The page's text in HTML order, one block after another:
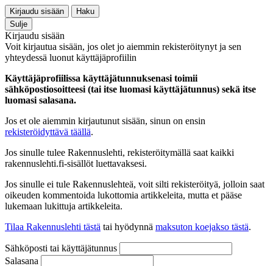
Kirjaudu sisään
Haku
Sulje
Kirjaudu sisään
Voit kirjautua sisään, jos olet jo aiemmin rekisteröitynyt ja sen
yhteydessä luonut käyttäjäprofiilin
Käyttäjäprofiilissa käyttäjätunnuksenasi toimii
sähköpostiosoitteesi (tai itse luomasi käyttäjätunnus) sekä itse
luomasi salasana.
Jos et ole aiemmin kirjautunut sisään, sinun on ensin
rekisteröidyttävä täällä.
Jos sinulle tulee Rakennuslehti, rekisteröitymällä saat kaikki
rakennuslehti.fi-sisällöt luettavaksesi.
Jos sinulle ei tule Rakennuslehteä, voit silti rekisteröityä, jolloin saat
oikeuden kommentoida lukottomia artikkeleita, mutta et pääse
lukemaan lukittuja artikkeleita.
Tilaa Rakennuslehti tästä tai hyödynnä maksuton koejakso tästä.
Sähköposti tai käyttäjätunnus
Salasana